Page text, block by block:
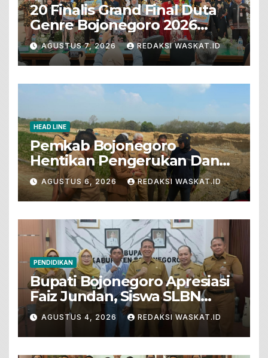
20 Finalis Grand Final Duta
Genre Bojonegoro 2026
Tunjukkan Bakat Terbaik
AGUSTUS 7, 2026 REDAKSI WASKAT.ID
HEAD LINE
Pemkab Bojonegoro
Hentikan Pengerukan Dan
Penjualan Tanah Dari Lahan
Pertanian
AGUSTUS 6, 2026 REDAKSI WASKAT.ID
PENDIDIKAN
Bupati Bojonegoro Apresiasi
Faiz Jundan, Siswa SLBN
Gunungsari Baureno Masuk
LKS Diksus Tingkat Nasional
AGUSTUS 4, 2026 REDAKSI WASKAT.ID